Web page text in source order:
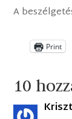
A
Print
10